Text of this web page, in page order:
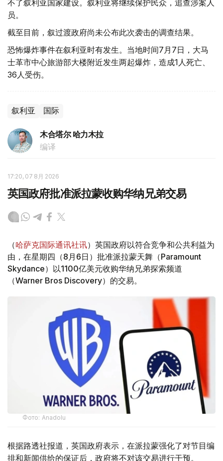
不了叙利亚国家建设。叙利亚将继续保护民众，追查涉案人
员。
截至目前，叙过渡政府尚未公布此次袭击的调查结果。
恐怖爆炸事件在叙利亚时有发生。当地时间7月7日，大马
士革市中心旅游部大楼附近发生两起爆炸，造成1人死亡、
36人受伤。
叙利亚 国际
木合塔尔 哈力木拉
编译
17:20, 07 8月 2026
英国政府批准派拉蒙收购华纳兄弟交易
（哈萨克国际通讯社讯）英国政府以符合竞争和公共利益为
由，在星期四（8月6日）批准派拉蒙天舞（Paramount
Skydance）以1100亿美元收购华纳兄弟探索频道
（Warner Bros Discovery）的交易。
Фото: Аnadolu
根据路透社报道，英国政府表示，在派拉蒙强化了对节目编
排和新闻供给的保证后，政府将不对该交易进行干预。